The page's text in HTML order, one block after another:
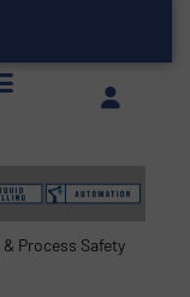
& Process Safety